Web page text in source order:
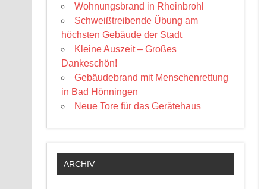
Wohnungsbrand in Rheinbrohl
Schweißtreibende Übung am
höchsten Gebäude der Stadt
Kleine Auszeit – Großes
Dankeschön!
Gebäudebrand mit Menschenrettung
in Bad Hönningen
Neue Tore für das Gerätehaus
ARCHIV